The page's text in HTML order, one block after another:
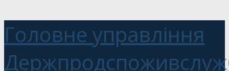
Головне управління